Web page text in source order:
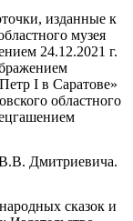
изданные к
музея
24.12.2021 г.
I в Саратове»
областного
Дмитриевича.
сказок и